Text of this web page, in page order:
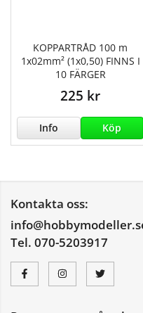
KOPPARTRÅD 100 m
1x02mm² (1x0,50) FINNS I
10 FÄRGER
225 kr
Info Köp
Kontakta oss:
Tel. 070-5203917